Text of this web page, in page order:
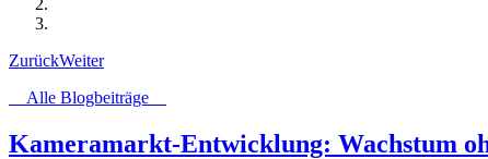
ZurückWeiter
Alle Blogbeiträge
Kameramarkt-Entwicklung: Wachstum